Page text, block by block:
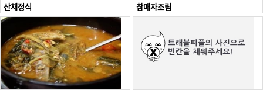
산채정식 참매자조림